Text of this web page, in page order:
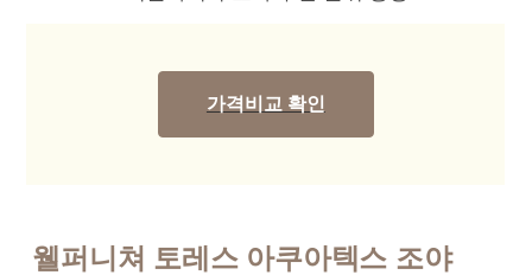
가격비교 확인
웰퍼니쳐 토레스 아쿠아텍스 조야